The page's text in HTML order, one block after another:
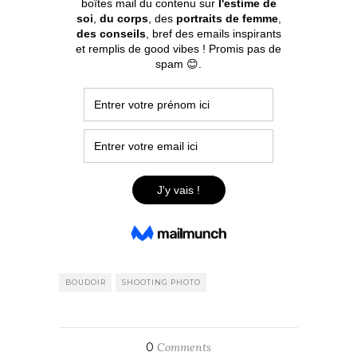
BOUDOIR SHOOTING PHOTO
0 Comments